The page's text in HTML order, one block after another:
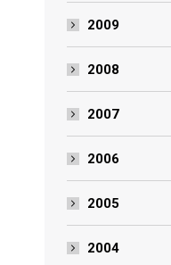
2009
2008
2007
2006
2005
2004